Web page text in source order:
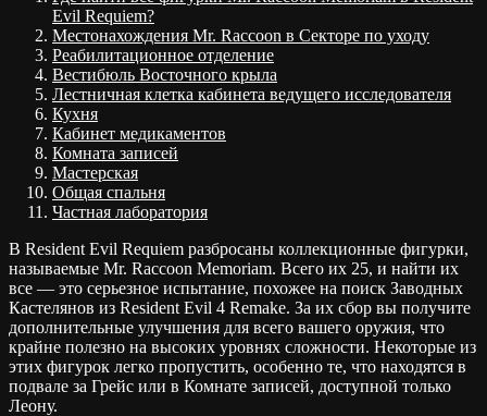
Evil Requiem?
Местонахождения Mr. Raccoon в Секторе по уходу
Реабилитационное отделение
Вестибюль Восточного крыла
Лестничная клетка кабинета ведущего исследователя
Кухня
Кабинет медикаментов
Комната записей
Мастерская
Общая спальня
Частная лаборатория
В Resident Evil Requiem разбросаны коллекционные фигурки,
называемые Mr. Raccoon Memoriam. Всего их 25, и найти их
все — это серьезное испытание, похожее на поиск Заводных
Кастелянов из Resident Evil 4 Remake. За их сбор вы получите
дополнительные улучшения для всего вашего оружия, что
крайне полезно на высоких уровнях сложности. Некоторые из
этих фигурок легко пропустить, особенно те, что находятся в
подвале за Грейс или в Комнате записей, доступной только
Леону.